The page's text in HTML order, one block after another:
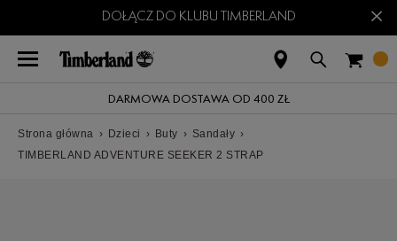
DOŁĄCZ DO KLUBU TIMBERLAND ×
DARMOWA DOSTAWA OD 400 ZŁ
Strona główna › Dzieci › Buty › Sandały ›
TIMBERLAND ADVENTURE SEEKER 2 STRAP